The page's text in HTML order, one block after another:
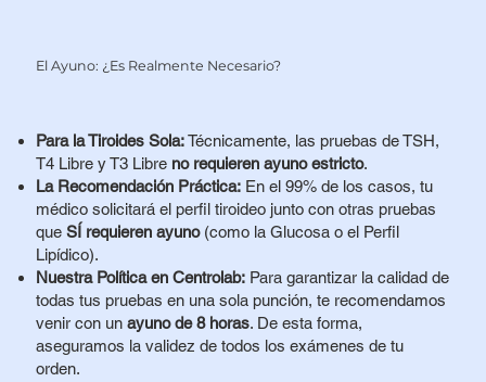
El Ayuno: ¿Es Realmente Necesario?
Para la Tiroides Sola:Técnicamente, las pruebas de TSH,
T4 Libre y T3 Libre no requieren ayuno estricto.
La Recomendación Práctica:En el 99% de los casos, tu
médico solicitará el perfil tiroideo junto con otras pruebas
que SÍ requieren ayuno(como la Glucosao el Perfil
Lipídico).
Nuestra Política en Centrolab:Para garantizar la calidad de
todas tus pruebas en una sola punción, te recomendamos
venir con un ayuno de 8 horas. De esta forma,
aseguramos la validez de todos los exámenes de tu
orden.